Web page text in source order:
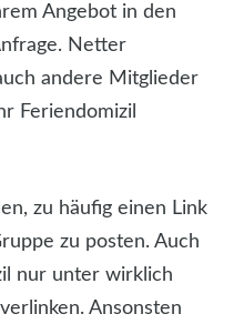
Angebot in den
Netter
andere Mitglieder
Feriendomizil
zu häufig einen Link
zu posten. Auch
nur unter wirklich
Ansonsten